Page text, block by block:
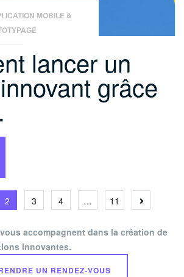
MOBILE &
lancer un
grâce
2 3 4 … 11
accompagnent dans la création de
innovantes.
UN RENDEZ-VOUS